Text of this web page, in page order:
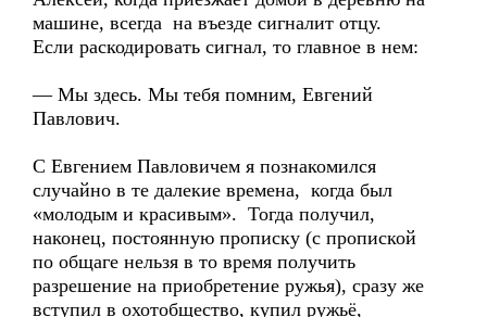
машине, всегда на въезде сигналит отцу.
Если раскодировать сигнал, то главное в нем:
— Мы здесь. Мы тебя помним, Евгений
Павлович.
С Евгением Павловичем я познакомился
случайно в те далекие времена, когда был
«молодым и красивым». Тогда получил,
наконец, постоянную прописку (с пропиской
по общаге нельзя в то время получить
разрешение на приобретение ружья), сразу же
вступил в охотобщество, купил ружьё,